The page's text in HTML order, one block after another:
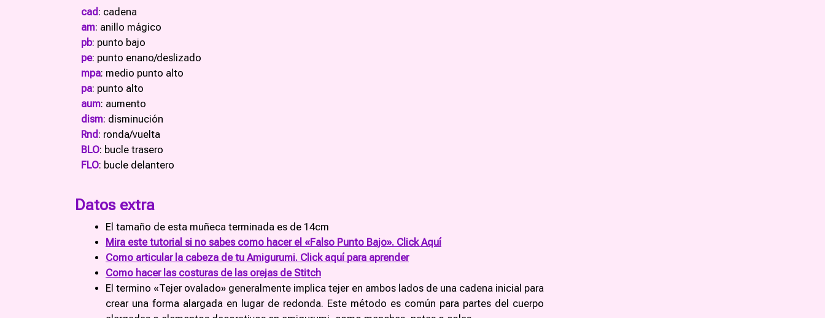
cad: cadena
am: anillo mágico
pb: punto bajo
pe: punto enano/deslizado
mpa: medio punto alto
pa: punto alto
aum: aumento
dism: disminución
Rnd: ronda/vuelta
BLO: bucle trasero
FLO: bucle delantero
Datos extra
El tamaño de esta muñeca terminada es de 14cm
Mira este tutorial si no sabes como hacer el «Falso Punto Bajo». Click Aquí
Como articular la cabeza de tu Amigurumi. Click aquí para aprender
Como hacer las costuras de las orejas de Stitch
El termino «Tejer ovalado» generalmente implica tejer en ambos lados de una cadena inicial para
crear una forma alargada en lugar de redonda. Este método es común para partes del cuerpo